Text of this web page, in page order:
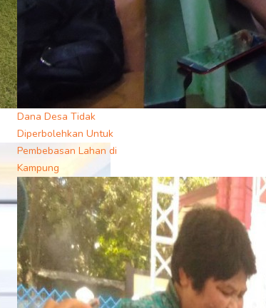
Dana Desa Tidak
Diperbolehkan Untuk
Pembebasan Lahan di
Kampung